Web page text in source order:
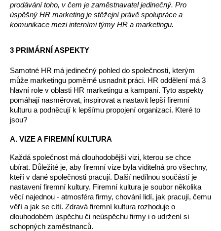
prodávání toho, v čem je zaměstnavatel jedinečný. Pro
úspěšný HR marketing je stěžejní právě spolupráce a
komunikace mezi interními týmy HR a marketingu.
3 PRIMÁRNÍ ASPEKTY
Samotné HR má jedinečný pohled do společnosti, kterým
může marketingu poměrně usnadnit práci. HR oddělení má 3
hlavní role v oblasti HR marketingu a kampaní. Tyto aspekty
pomáhají nasměrovat, inspirovat a nastavit lepší firemní
kulturu a podněcují k lepšímu propojení organizací. Které to
jsou?
A. VIZE A FIREMNÍ KULTURA
Každá společnost má dlouhodobější vizi, kterou se chce
ubírat. Důležité je, aby firemní vize byla viditelná pro všechny,
kteří v dané společnosti pracují. Další nedílnou součástí je
nastavení firemní kultury. Firemní kultura je soubor několika
věcí najednou - atmosféra firmy, chování lidí, jak pracují, čemu
věří a jak se cítí. Zdravá firemní kultura rozhoduje o
dlouhodobém úspěchu či neúspěchu firmy i o udržení si
schopných zaměstnanců.